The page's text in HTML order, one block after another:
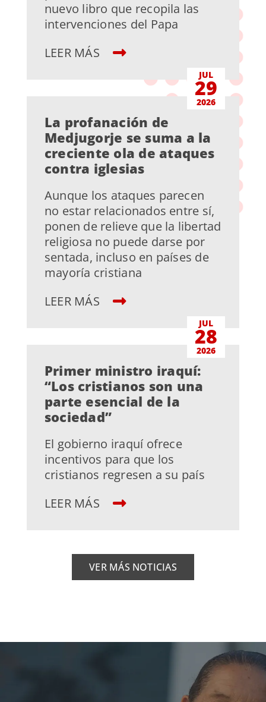
nuevo libro que recopila las
intervenciones del Papa
LEER MÁS
JUL
29
2026
La profanación de
Medjugorje se suma a la
creciente ola de ataques
contra iglesias
Aunque los ataques parecen
no estar relacionados entre sí,
ponen de relieve que la libertad
religiosa no puede darse por
sentada, incluso en países de
mayoría cristiana
LEER MÁS
JUL
28
2026
Primer ministro iraquí:
“Los cristianos son una
parte esencial de la
sociedad”
El gobierno iraquí ofrece
incentivos para que los
cristianos regresen a su país
LEER MÁS
VER MÁS NOTICIAS